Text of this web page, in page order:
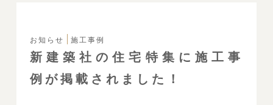
お知らせ 施工事例
新建築社の住宅特集に施工事
例が掲載されました！